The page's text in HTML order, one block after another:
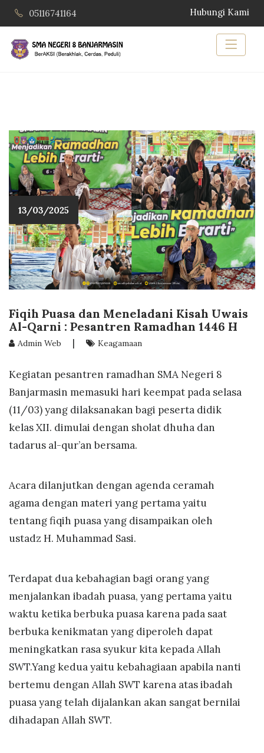
05116741164 Hubungi Kami
13/03/2025
Fiqih Puasa dan Meneladani Kisah Uwais
Al-Qarni : Pesantren Ramadhan 1446 H
Admin Web | Keagamaan
Kegiatan pesantren ramadhan SMA Negeri 8
Banjarmasin memasuki hari keempat pada selasa
(11/03) yang dilaksanakan bagi peserta didik
kelas XII. dimulai dengan sholat dhuha dan
tadarus al-qur’an bersama.
Acara dilanjutkan dengan agenda ceramah
agama dengan materi yang pertama yaitu
tentang fiqih puasa yang disampaikan oleh
ustadz H. Muhammad Sasi.
Terdapat dua kebahagian bagi orang yang
menjalankan ibadah puasa, yang pertama yaitu
waktu ketika berbuka puasa karena pada saat
berbuka kenikmatan yang diperoleh dapat
meningkatkan rasa syukur kita kepada Allah
SWT.Yang kedua yaitu kebahagiaan apabila nanti
bertemu dengan Allah SWT karena atas ibadah
puasa yang telah dijalankan akan sangat bernilai
dihadapan Allah SWT.